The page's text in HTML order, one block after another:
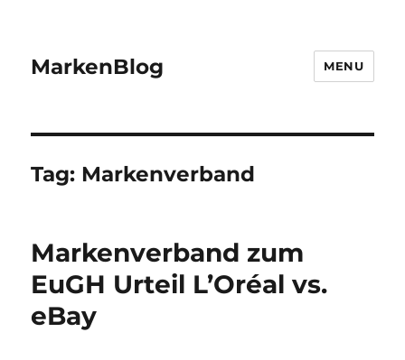
MarkenBlog MENU
Tag: Markenverband
Markenverband zum
EuGH Urteil L’Oréal vs.
eBay